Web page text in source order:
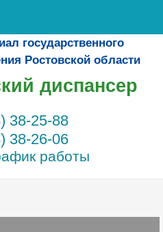
государственного
Ростовской области
диспансер
38-25-88
38-26-06
работы